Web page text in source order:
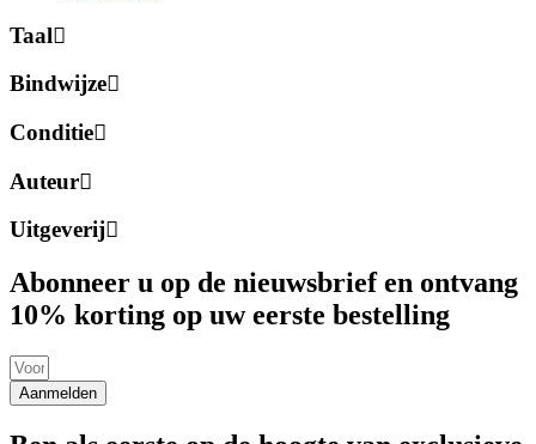
Taal
Bindwijze
Conditie
Auteur
Uitgeverij
Abonneer u op de nieuwsbrief en ontvang
10% korting op uw eerste bestelling
Aanmelden